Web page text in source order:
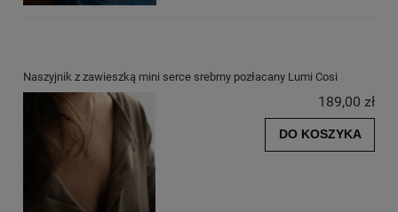
Naszyjnik z zawieszką mini serce srebrny pozłacany Lumi Cosi
189,00 zł
DO KOSZYKA